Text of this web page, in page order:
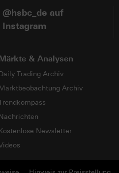
@hsbc_de auf
Instagram
& Analysen
Trading Archiv
Archiv
Newsletter